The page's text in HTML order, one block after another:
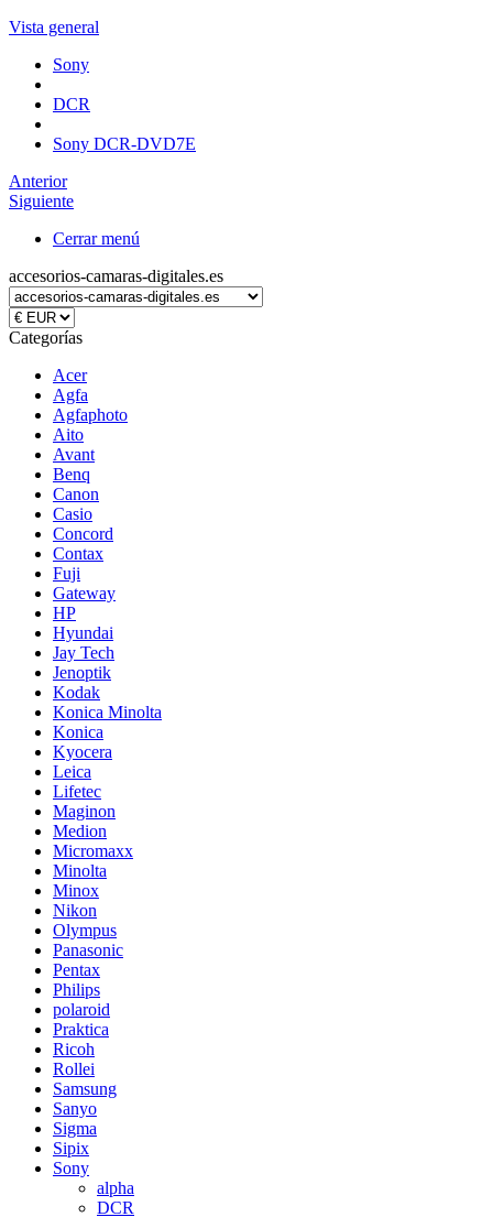
Vista general
Sony
DCR
Sony DCR-DVD7E
Anterior
Siguiente
Cerrar menú
accesorios-camaras-digitales.es
Categorías
Acer
Agfa
Agfaphoto
Aito
Avant
Benq
Canon
Casio
Concord
Contax
Fuji
Gateway
HP
Hyundai
Jay Tech
Jenoptik
Kodak
Konica Minolta
Konica
Kyocera
Leica
Lifetec
Maginon
Medion
Micromaxx
Minolta
Minox
Nikon
Olympus
Panasonic
Pentax
Philips
polaroid
Praktica
Ricoh
Rollei
Samsung
Sanyo
Sigma
Sipix
Sony
alpha
DCR